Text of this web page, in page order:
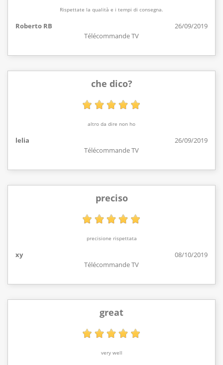
Rispettate la qualità e i tempi di consegna.
Roberto RB
26/09/2019
Télécommande TV
che dico?
altro da dire non ho
lelia
26/09/2019
Télécommande TV
preciso
precisione rispettata
xy
08/10/2019
Télécommande TV
great
very well